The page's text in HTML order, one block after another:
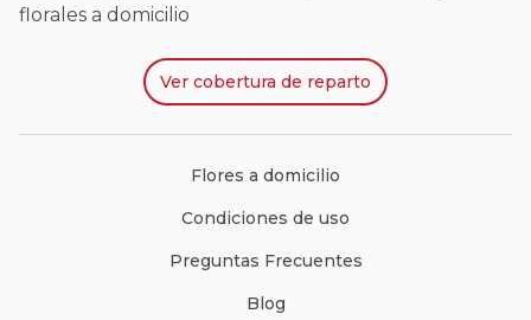
florales a domicilio
Ver cobertura de reparto
Flores a domicilio
Condiciones de uso
Preguntas Frecuentes
Blog